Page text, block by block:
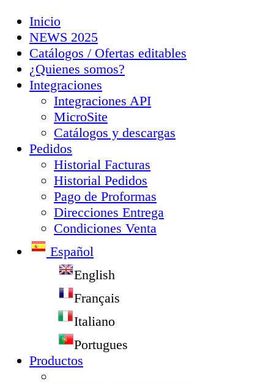
Inicio
NEWS 2025
Catálogos / Ofertas editables
¿Quienes somos?
Integraciones
Integraciones API
MicroSite
Catálogos y descargas
Pedidos
Historial Facturas
Historial Pedidos
Pago de Proformas
Direcciones Entrega
Condiciones Venta
Español
English
Français
Italiano
Portugues
Productos